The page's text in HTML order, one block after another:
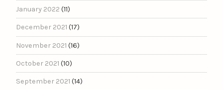
January 2022 (11)
December 2021 (17)
November 2021 (16)
October 2021 (10)
September 2021 (14)